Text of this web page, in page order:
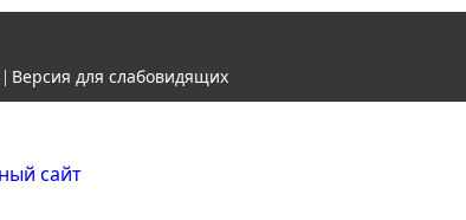
| Версия для слабовидящих